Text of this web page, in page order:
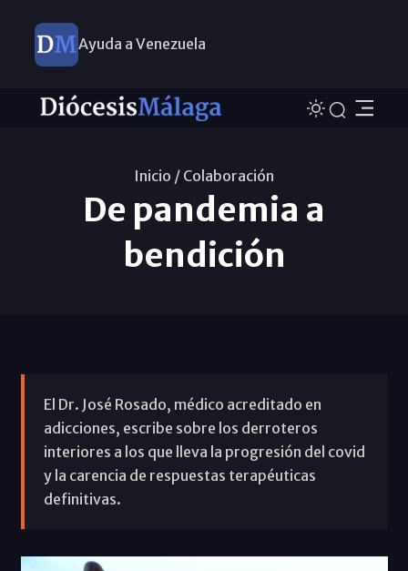
Ayuda a Venezuela
Inicio / Colaboración
De pandemia a
bendición
El Dr. José Rosado, médico acreditado en
adicciones, escribe sobre los derroteros
interiores a los que lleva la progresión del covid
y la carencia de respuestas terapéuticas
definitivas.